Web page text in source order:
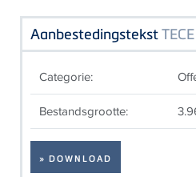
AanbestedingstekstTECE
Categorie:
Bestandsgrootte:
» DOWNLOAD